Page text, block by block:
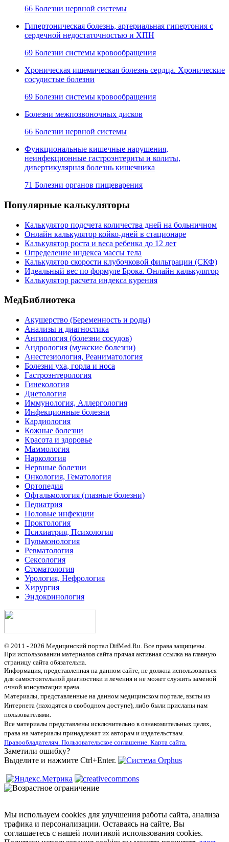
66 Болезни нервной системы
Гипертоническая болезнь, артериальная гипертония с
сердечной недостаточностью и ХПН
69 Болезни системы кровообращения
Хроническая ишемическая болезнь сердца. Хронические
сосудистые болезни
69 Болезни системы кровообращения
Болезни межпозвоночных дисков
66 Болезни нервной системы
Функциональные кишечные нарушения,
неинфекционные гастроэнтериты и колиты,
дивертикулярная болезнь кишечника
71 Болезни органов пищеварения
Популярные калькуляторы
Калькулятор подсчета количества дней на больничном
Онлайн калькулятор койко-дней в стационаре
Калькулятор роста и веса ребенка до 12 лет
Определение индекса массы тела
Калькулятор скорости клубочковой фильтрации (СКФ)
Идеальный вес по формуле Брока. Онлайн калькулятор
Калькулятор расчета индекса курения
МедБиблиотека
Акушерство (Беременность и роды)
Анализы и диагностика
Ангиология (болезни сосудов)
Андрология (мужские болезни)
Анестезиология, Реаниматология
Болезни уха, горла и носа
Гастроэнтерология
Гинекология
Диетология
Иммунология, Аллергология
Инфекционные болезни
Кардиология
Кожные болезни
Красота и здоровье
Маммология
Наркология
Нервные болезни
Онкология, Гематология
Ортопедия
Офтальмология (глазные болезни)
Педиатрия
Половые инфекции
Проктология
Психиатрия, Психология
Пульмонология
Ревматология
Сексология
Стоматология
Урология, Нефрология
Хирургия
Эндокринология
© 2011 - 2026 Медицинский портал DifMed.Ru. Все права защищены.
При использовании материалов сайта прямая активная ссылка на главную
страницу сайта обязательна.
Информация, представленная на данном сайте, не должна использоваться
для самостоятельной диагностики и лечения и не может служить заменой
очной консультации врача.
Материалы, представленные на данном медицинском портале, взяты из
Интернета (находятся в свободном доступе), либо были присланы нам
пользователями.
Все материалы представлены исключительно в ознакомительных целях,
права на материалы принадлежат их авторам и издательствам.
Правообладателям. Пользовательское соглашение. Карта сайта.
Заметили ошибку?
Выделите и нажмите Ctrl+Enter.
Мы используем cookies для улучшения работы сайта, анализа
трафика и персонализации. Оставаясь на сайте, Вы
соглашаетесь с нашей политикой использования cookies.